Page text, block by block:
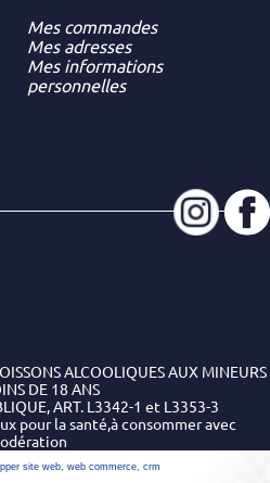
Mes commandes
Mes adresses
Mes informations
personnelles
ALCOOLIQUES AUX MINEURS
DE 18 ANS
ART. L3342-1 et L3353-3
pour la santé,à consommer avec
site web, web commerce, crm